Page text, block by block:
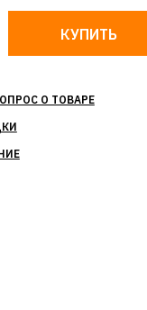
О ТОВАРЕ